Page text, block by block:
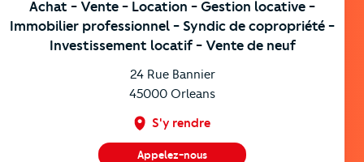
Achat - Vente - Location - Gestion locative -
Immobilier professionnel - Syndic de copropriété -
Investissement locatif - Vente de neuf
24 Rue Bannier
45000 Orleans
S'y rendre
Appelez-nous